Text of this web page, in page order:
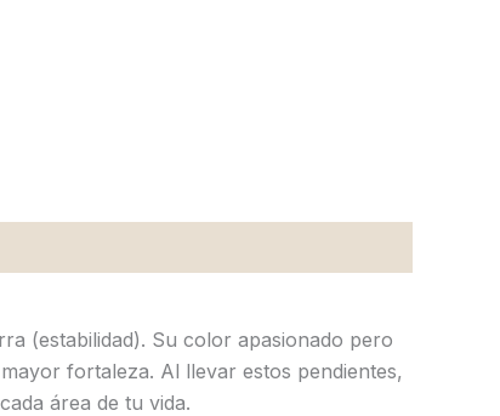
(estabilidad). Su color apasionado pero
fortaleza. Al llevar estos pendientes,
área de tu vida.